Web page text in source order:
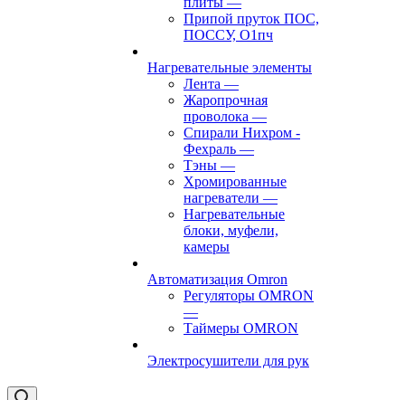
Припой пруток ПОС,
ПОССУ, О1пч
Нагревательные элементы
Лента —
Жаропрочная
проволока —
Спирали Нихром -
Фехраль —
Тэны —
Хромированные
нагреватели —
Нагревательные
блоки, муфели,
камеры
Автоматизация Omron
Регуляторы OMRON
—
Таймеры OMRON
Электросушители для рук